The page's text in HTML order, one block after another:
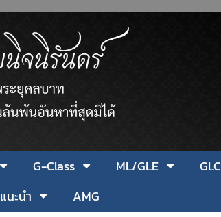
G-Class ML/GLE
GLC
นะนำ AMG